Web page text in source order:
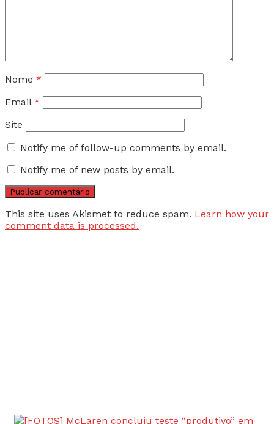
Nome *
Email *
Site
Notify me of follow-up comments by email.
Notify me of new posts by email.
This site uses Akismet to reduce spam. Learn how your
comment data is processed.